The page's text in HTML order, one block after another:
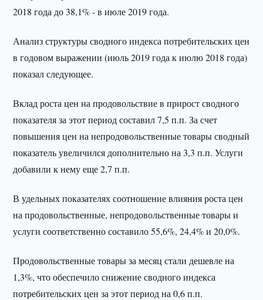
2018 года до 38,1% - в июле 2019 года.
Анализ структуры сводного индекса потребительских цен
в годовом выражении (июль 2019 года к июлю 2018 года)
показал следующее.
Вклад роста цен на продовольствие в прирост сводного
показателя за этот период составил 7,5 п.п. За счет
повышения цен на непродовольственные товары сводный
показатель увеличился дополнительно на 3,3 п.п. Услуги
добавили к нему еще 2,7 п.п.
В удельных показателях соотношение влияния роста цен
на продовольственные, непродовольственные товары и
услуги соответственно составило 55,6%, 24,4% и 20,0%.
Продовольственные товары за месяц стали дешевле на
1,3%, что обеспечило снижение сводного индекса
потребительских цен за этот период на 0,6 п.п.